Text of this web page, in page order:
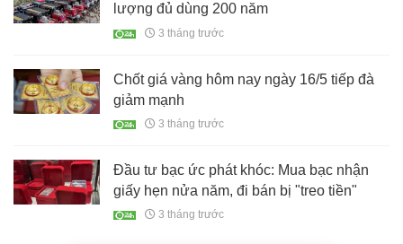
lượng đủ dùng 200 năm
3 tháng trước
Chốt giá vàng hôm nay ngày 16/5 tiếp đà
giảm mạnh
3 tháng trước
Đầu tư bạc ức phát khóc: Mua bạc nhận
giấy hẹn nửa năm, đi bán bị "treo tiền"
3 tháng trước